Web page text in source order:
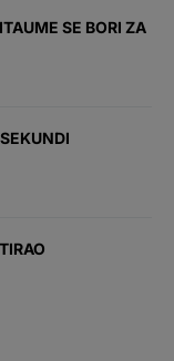
SE BORI ZA